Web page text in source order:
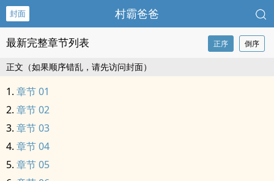
封面 村霸爸爸
最新完整章节列表 正序 倒序
正文（如果顺序错乱，请先访问封面）
章节 01
章节 02
章节 03
章节 04
章节 05